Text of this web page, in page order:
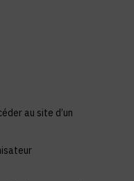
au site d’un